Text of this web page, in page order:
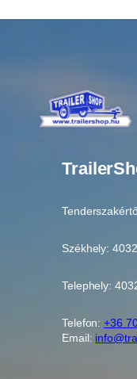
Székhely:
Telephely:
Telefon:+36
Email: